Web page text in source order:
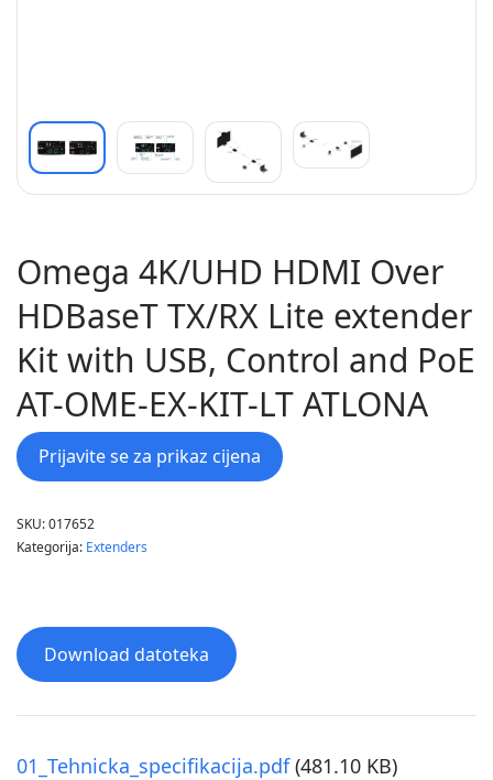
Omega 4K/UHD HDMI Over
HDBaseT TX/RX Lite extender
Kit with USB, Control and PoE
AT-OME-EX-KIT-LT ATLONA
Prijavite se za prikaz cijena
SKU:017652
Kategorija: Extenders
Download datoteka
01_Tehnicka_specifikacija.pdf(481.10 KB)